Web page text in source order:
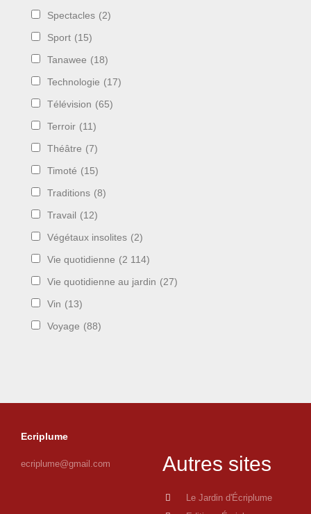
Spectacles (2)
Sport (15)
Tanawee (18)
Technologie (17)
Télévision (65)
Terroir (11)
Théâtre (7)
Timoté (15)
Traditions (8)
Travail (12)
Végétaux insolites (2)
Vie quotidienne (2 114)
Vie quotidienne au jardin (27)
Vin (13)
Voyage (88)
Ecriplume
ecriplume@gmail.com Autres sites
Le Jardin d'Écriplume